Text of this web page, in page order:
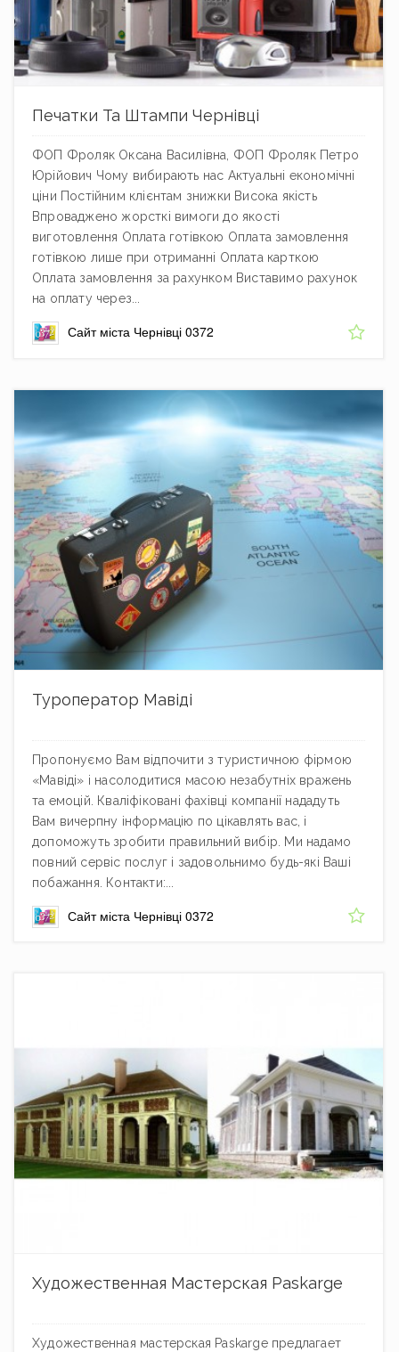
Печатки Та Штампи Чернівці
ФОП Фроляк Оксана Василівна, ФОП Фроляк Петро
Юрійович Чому вибирають нас Актуальні економічні
ціни Постійним клієнтам знижки Висока якість
Впроваджено жорсткі вимоги до якості
виготовлення Оплата готівкою Оплата замовлення
готівкою лише при отриманні Оплата карткою
Оплата замовлення за рахунком Виставимо рахунок
на оплату через...
Сайт міста Чернівці 0372
Туроператор Мавіді
Пропонуємо Вам відпочити з туристичною фірмою
«Мавіді» і насолодитися масою незабутніх вражень
та емоцій. Кваліфіковані фахівці компанії нададуть
Вам вичерпну інформацію по цікавлять вас, і
допоможуть зробити правильний вибір. Ми надамо
повний сервіс послуг і задовольнимо будь-які Ваші
побажання. Контакти:...
Сайт міста Чернівці 0372
Художественная Мастерская Paskarge
Художественная мастерская Paskarge предлагает